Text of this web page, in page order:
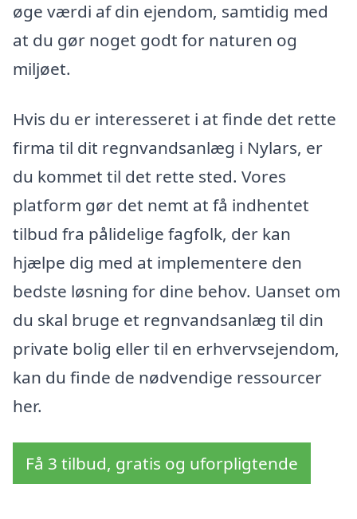
øge værdi af din ejendom, samtidig med
at du gør noget godt for naturen og
miljøet.
Hvis du er interesseret i at finde det rette
firma til dit regnvandsanlæg i Nylars, er
du kommet til det rette sted. Vores
platform gør det nemt at få indhentet
tilbud fra pålidelige fagfolk, der kan
hjælpe dig med at implementere den
bedste løsning for dine behov. Uanset om
du skal bruge et regnvandsanlæg til din
private bolig eller til en erhvervsejendom,
kan du finde de nødvendige ressourcer
her.
Få 3 tilbud, gratis og uforpligtende